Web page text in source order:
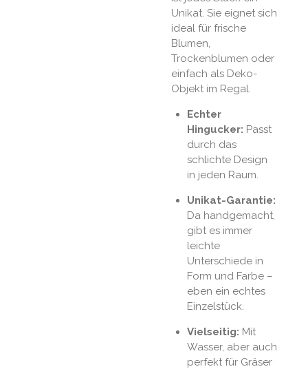
Unikat. Sie eignet sich
ideal für frische
Blumen,
Trockenblumen oder
einfach als Deko-
Objekt im Regal.
Echter
Hingucker: Passt
durch das
schlichte Design
in jeden Raum.
Unikat-Garantie:
Da handgemacht,
gibt es immer
leichte
Unterschiede in
Form und Farbe –
eben ein echtes
Einzelstück.
Vielseitig: Mit
Wasser, aber auch
perfekt für Gräser